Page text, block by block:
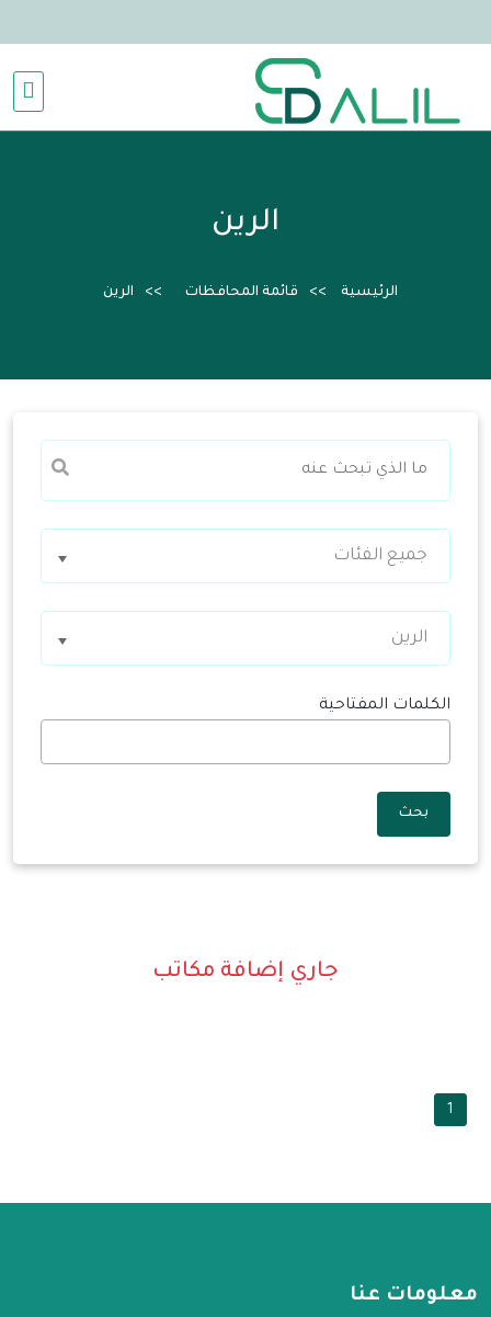
الرين
الرئيسية قائمة المحافظات الرين
جميع الفئات
الرين
الكلمات المفتاحية
بحث
جاري إضافة مكاتب
1
معلومات عنا